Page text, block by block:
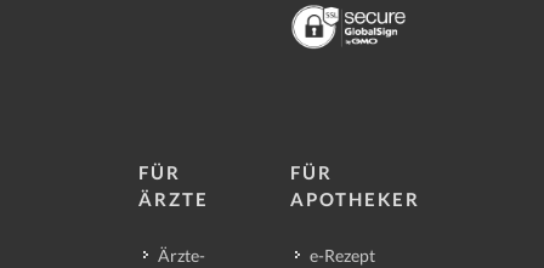
FÜR
ÄRZTE
Ärzte-
FÜR
APOTHEKER
e-Rezept